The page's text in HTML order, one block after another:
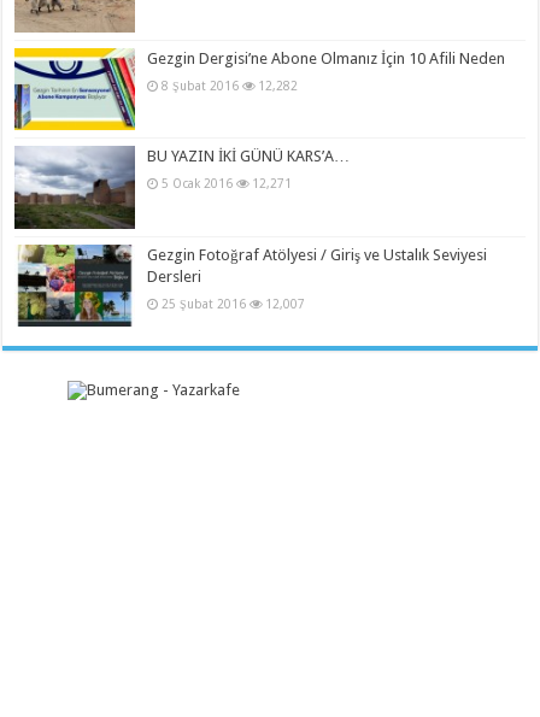
Gezgin Dergisi’ne Abone Olmanız İçin 10 Afili Neden
8 Şubat 2016 12,282
BU YAZIN İKİ GÜNÜ KARS’A…
5 Ocak 2016 12,271
Gezgin Fotoğraf Atölyesi / Giriş ve Ustalık Seviyesi
Dersleri
25 Şubat 2016 12,007